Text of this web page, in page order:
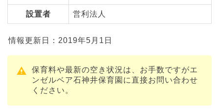
設置者 営利法人
情報更新日：2019年5月1日
保育料や最新の空き状況は、お手数ですがエ
ンゼルベア石神井保育園に直接お問い合わせ
ください。